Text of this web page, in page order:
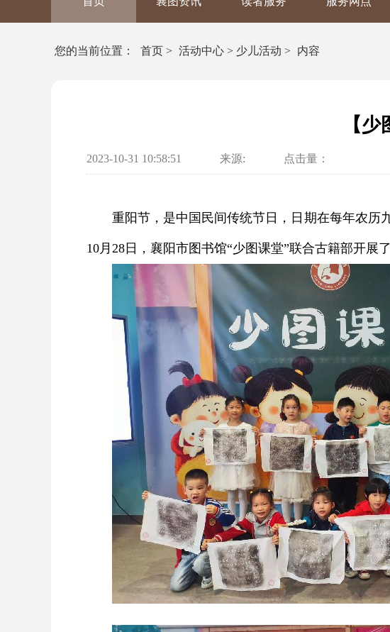
您的当前位置： 首页 > 活动中心 > 少儿活动 > 内容
【
2023-10-31 10:58:51 来源: 点击量：
重阳节，是中国民间传统节日，日期在每年农历
10月28日，襄阳市图书馆“少图课堂”联合古籍部开展